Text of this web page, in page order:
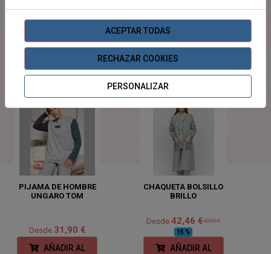
¡Este producto no tiene descripción!
PRODUCTOSRELACIONADOS
PIJAMA DE HOMBRE
UNGARO TOM
Desde 31,90 €
AÑADIR AL
CHAQUETA BOLSILLO
BRILLO
Desde42,46 €49,95 €
15 %
AÑADIR AL
ACEPTAR TODAS
RECHAZAR COOKIES
PERSONALIZAR